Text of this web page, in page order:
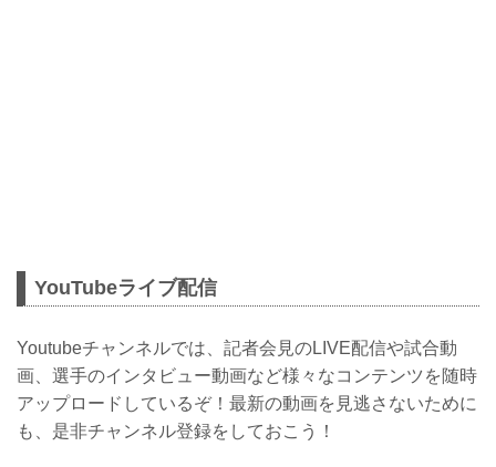
YouTubeライブ配信
Youtubeチャンネルでは、記者会見のLIVE配信や試合動
画、選手のインタビュー動画など様々なコンテンツを随時
アップロードしているぞ！最新の動画を見逃さないために
も、是非チャンネル登録をしておこう！